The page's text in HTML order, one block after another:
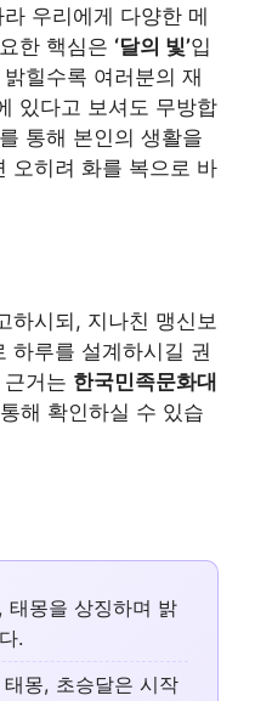
우리에게 다양한 메
한 핵심은 ‘달의 빛’입
힐수록 여러분의 재
있다고 보셔도 무방합
통해 본인의 생활을
오히려 화를 복으로 바
하시되, 지나친 맹신보
하루를 설계하시길 권
거는 한국민족문화대
해 확인하실 수 있습
태몽을 상징하며 밝
.
몽, 초승달은 시작